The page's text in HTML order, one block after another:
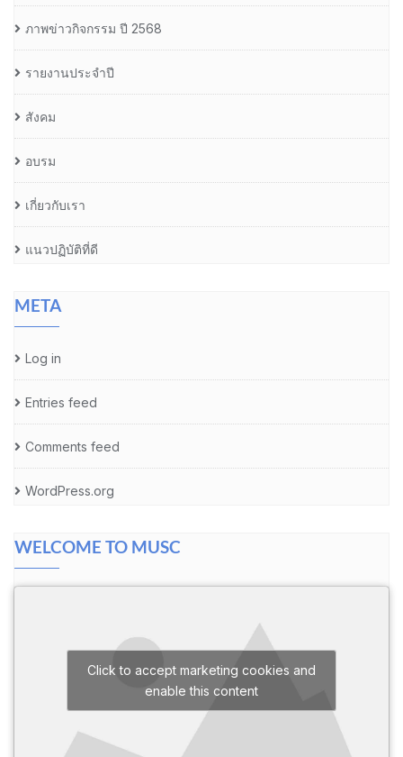
ภาพข่าวกิจกรรม ปี 2568
รายงานประจำปี
สังคม
อบรม
เกี่ยวกับเรา
แนวปฏิบัติที่ดี
META
Log in
Entries feed
Comments feed
WordPress.org
WELCOME TO MUSC
Click to accept marketing cookies and
enable this content